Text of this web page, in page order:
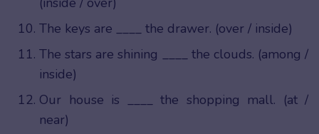
The keys are ____ the drawer. (over / inside)
The stars are shining ____ the clouds. (among /
inside)
Our house is ____ the shopping mall. (at /
near)